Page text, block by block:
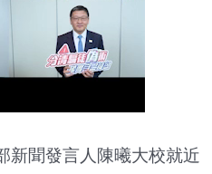
聞發言人陳曦大校就近